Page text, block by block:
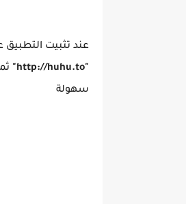
عند تثبيت التطبيق
"http://huhu.to"
سهولة